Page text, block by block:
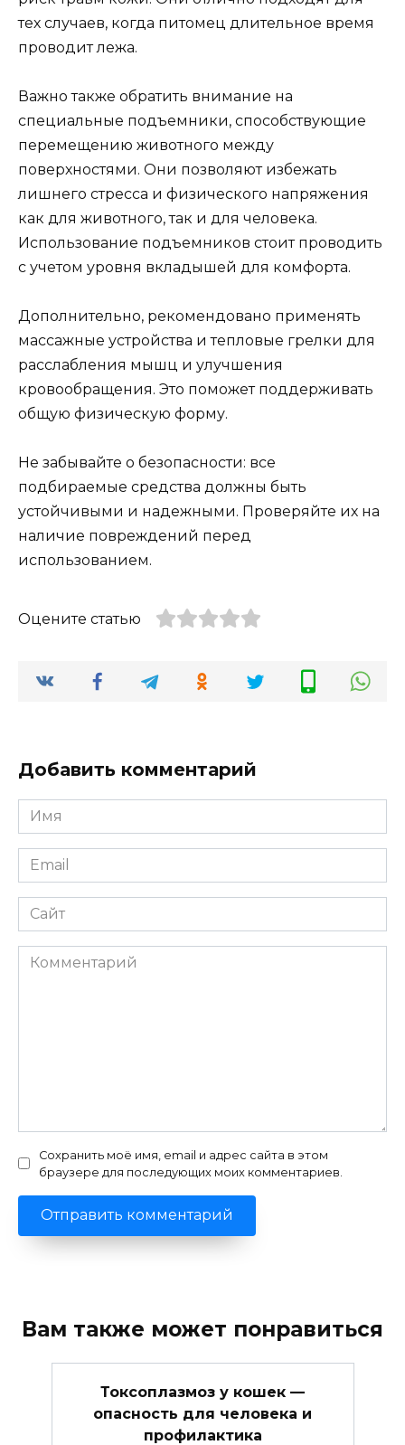
тех случаев, когда питомец длительное время
проводит лежа.
Важно также обратить внимание на
специальные подъемники, способствующие
перемещению животного между
поверхностями. Они позволяют избежать
лишнего стресса и физического напряжения
как для животного, так и для человека.
Использование подъемников стоит проводить
с учетом уровня вкладышей для комфорта.
Дополнительно, рекомендовано применять
массажные устройства и тепловые грелки для
расслабления мышц и улучшения
кровообращения. Это поможет поддерживать
общую физическую форму.
Не забывайте о безопасности: все
подбираемые средства должны быть
устойчивыми и надежными. Проверяйте их на
наличие повреждений перед
использованием.
Оцените статью
Добавить комментарий
Имя
*
Email
*
Сайт
Комментарий
Сохранить моё имя, email и адрес сайта в этом
браузере для последующих моих комментариев.
Вам также может понравиться
Токсоплазмоз у кошек —
опасность для человека и
профилактика